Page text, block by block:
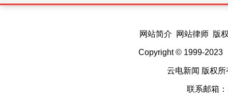
网站简介 网站律师 版
Copyright © 1999-
云电新闻 版权
联系邮箱